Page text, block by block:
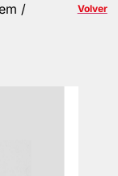
/
Volver